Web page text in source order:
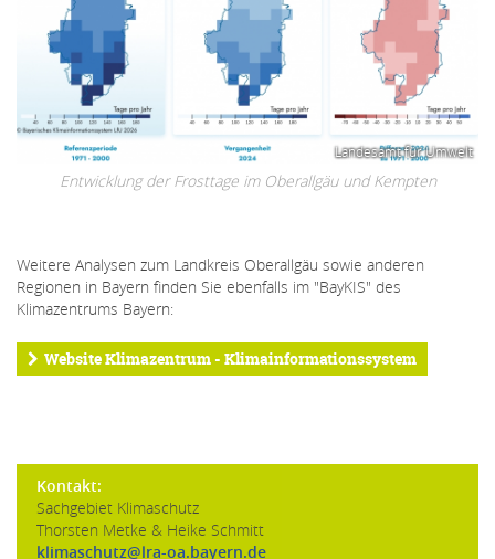
Landesamt für Umwelt
Entwicklung der Frosttage im Oberallgäu und Kempten
Weitere Analysen zum Landkreis Oberallgäu sowie anderen
Regionen in Bayern finden Sie ebenfalls im "BayKIS" des
Klimazentrums Bayern:
Website Klimazentrum - Klimainformationssystem
Kontakt:
Sachgebiet Klimaschutz
Thorsten Metke & Heike Schmitt
klimaschutz@lra-oa.bayern.de